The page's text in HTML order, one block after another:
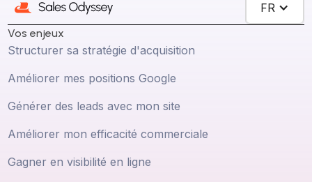
FR
Vos enjeux
Structurer sa stratégie d'acquisition
Améliorer mes positions Google
Générer des leads avec mon site
Améliorer mon efficacité commerciale
Gagner en visibilité en ligne